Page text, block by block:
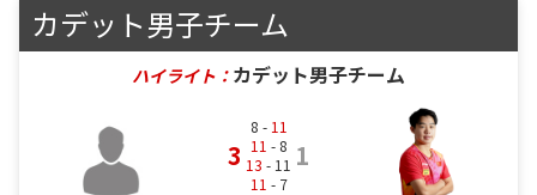
カデット男子チーム
ハイライト： カデット男子チーム
3
8 - 11
11 - 8
13 - 11
11 - 7
1